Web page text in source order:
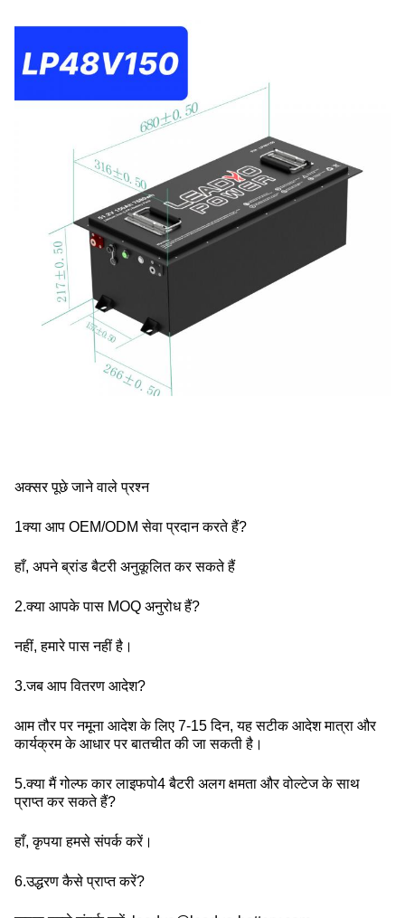
अक्सर पूछे जाने वाले प्रश्न
1क्या आप OEM/ODM सेवा प्रदान करते हैं?
हाँ, अपने ब्रांड बैटरी अनुकूलित कर सकते हैं
2.क्या आपके पास MOQ अनुरोध हैं?
नहीं, हमारे पास नहीं है।
3.जब आप वितरण आदेश?
आम तौर पर नमूना आदेश के लिए 7-15 दिन, यह सटीक आदेश मात्रा और
कार्यक्रम के आधार पर बातचीत की जा सकती है।
5.क्या मैं गोल्फ कार लाइफपो4 बैटरी अलग क्षमता और वोल्टेज के साथ
प्राप्त कर सकते हैं?
हाँ, कृपया हमसे संपर्क करें।
6.उद्धरण कैसे प्राप्त करें?